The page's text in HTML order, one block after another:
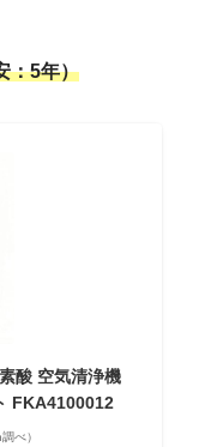
：5年）
酸 空気清浄機
FKA4100012
べ）